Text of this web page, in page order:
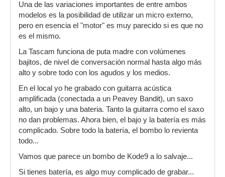
Una de las variaciones importantes de entre ambos
modelos es la posibilidad de utilizar un micro externo,
pero en esencia el "motor" es muy parecido si es que no
es el mismo.
La Tascam funciona de puta madre con volúmenes
bajitos, de nivel de conversación normal hasta algo más
alto y sobre todo con los agudos y los medios.
En el local yo he grabado con guitarra acústica
amplificada (conectada a un Peavey Bandit), un saxo
alto, un bajo y una bateria. Tanto la guitarra como el saxo
no dan problemas. Ahora bien, el bajo y la batería es más
complicado. Sobre todo la batería, el bombo lo revienta
todo...
Vamos que parece un bombo de Kode9 a lo salvaje...
Si tienes batería, es algo muy complicado de grabar...